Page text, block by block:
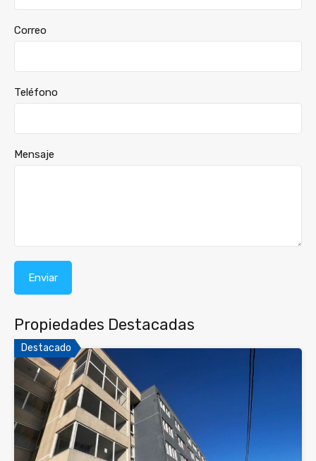
Correo
Teléfono
Mensaje
Propiedades Destacadas
Destacado